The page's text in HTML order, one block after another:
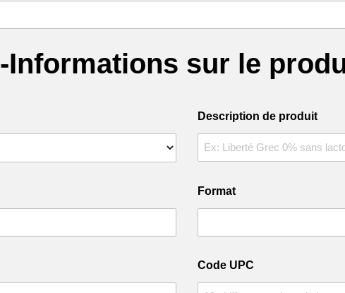
-Informations sur le
Description de produit
Format
Code UPC